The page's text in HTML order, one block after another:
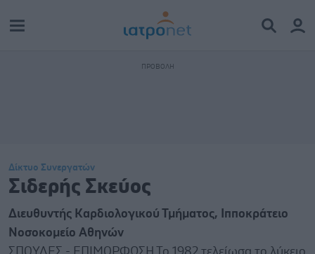
Δίκτυο Συνεργατών
Σιδερής Σκεύος
Διευθυντής Καρδιολογικού Τμήματος, Ιπποκράτειο
Νοσοκομείο Αθηνών